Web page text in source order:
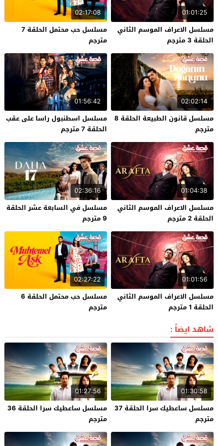
01:01:25
مسلسل الاعراف الموسم الثاني
الحلقة 3 مترجم
02:17:08
مسلسل حب محتمل الحلقة 7
مترجم
02:02:14
مسلسل قانون الطبيعة الحلقة 8
مترجم
01:56:42
مسلسل اسطنبول راسا على عقب
الحلقة 7 مترجم
01:04:38
مسلسل الاعراف الموسم الثاني
الحلقة 2 مترجم
02:36:16
مسلسل في السابعة عشر الحلقة
9 مترجم
01:01:56
مسلسل الاعراف الموسم الثاني
الحلقة 1 مترجم
02:27:22
مسلسل حب محتمل الحلقة 6
مترجم
شاهد ايضاً :
01:30:58
مسلسل ساعطيك سرا الحلقة 37
مترجم
01:27:56
مسلسل ساعطيك سرا الحلقة 36
مترجم